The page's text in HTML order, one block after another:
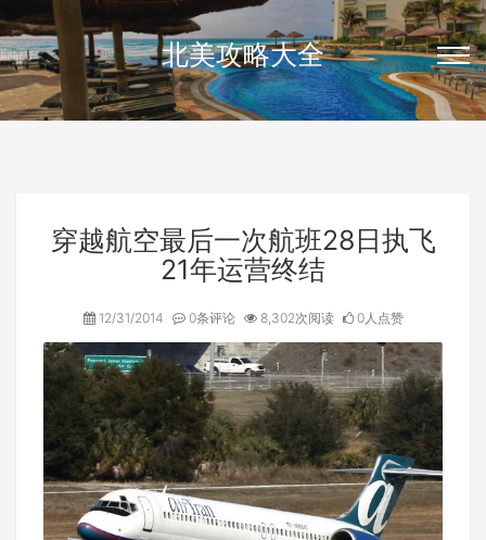
北美攻略大全
穿越航空最后一次航班28日执飞
21年运营终结
12/31/2014 0条评论 8,302次阅读 0人点赞